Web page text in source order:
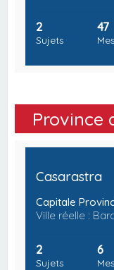
2
Sujets
47
Province
Casarastra
Capitale
Ville réelle :
2
Sujets
6